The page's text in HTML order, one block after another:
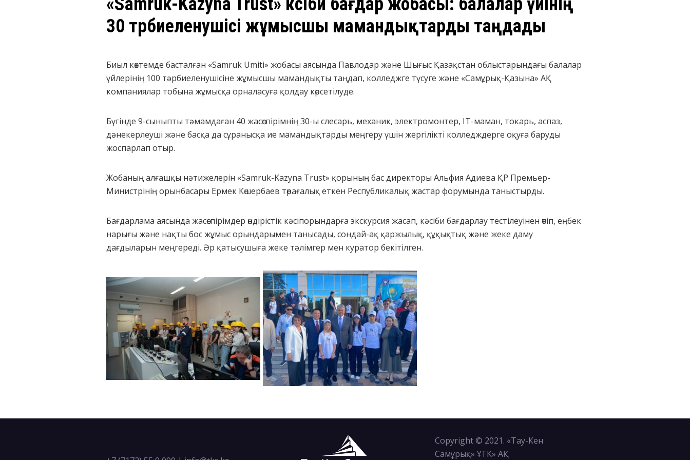
30 тәрбиеленушісі жұмысшы мамандықтарды таңдады
Биыл көктемде басталған «Samruk Umiti» жобасы аясында Павлодар және Шығыс Қазақстан облыстарындағы балалар
үйлерінің 100 тәрбиеленушісіне жұмысшы мамандықты таңдап, колледжге түсуге және «Самұрық-Қазына» АҚ
компаниялар тобына жұмысқа орналасуға қолдау көрсетілуде.
Бүгінде 9-сыныпты тәмамдаған 40 жасөспірімнің 30-ы слесарь, механик, электромонтер, IT-маман, токарь, аспаз,
дәнекерлеуші және басқа да сұранысқа ие мамандықтарды меңгеру үшін жергілікті колледждерге оқуға баруды
жоспарлап отыр.
Жобаның алғашқы нәтижелерін «Samruk-Kazyna Trust» қорының бас директоры Альфия Адиева ҚР Премьер-
Министрінің орынбасары Ермек Көшербаев төрағалық еткен Республикалық жастар форумында таныстырды.
Бағдарлама аясында жасөспірімдер өндірістік кәсіпорындарға экскурсия жасап, кәсіби бағдарлау тестілеуінен өтіп, еңбек
нарығы және нақты бос жұмыс орындарымен танысады, сондай-ақ қаржылық, құқықтық және жеке даму
дағдыларын меңгереді. Әр қатысушыға жеке тәлімгер мен куратор бекітілген.
Copyright © 2021. «Тау-Кен
Самұрық» ҰТК» АҚ